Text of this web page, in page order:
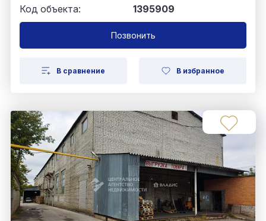
Код объекта:
1395909
Позвонить
В сравнение В избранное